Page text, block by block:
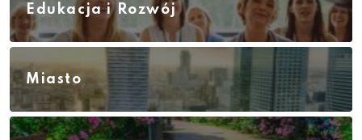
Edukacja i Rozwój
Miasto